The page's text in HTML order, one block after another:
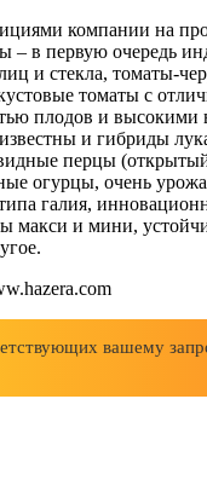
компании на
– в первую очередь
и стекла, томаты-
томаты с
плодов и высокими
и гибриды
перцы
огурцы, очень
галия,
макси и мини,
вашему